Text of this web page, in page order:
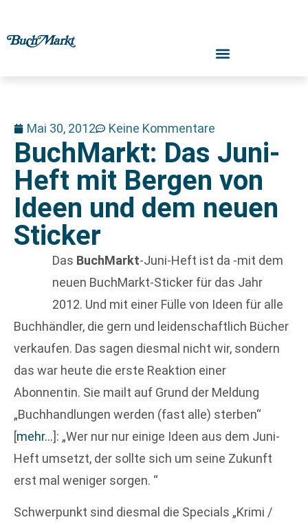
Mai 30, 2012 Keine Kommentare
BuchMarkt: Das Juni-
Heft mit Bergen von
Ideen und dem neuen
Sticker
Das BuchMarkt-Juni-Heft ist da -mit dem
neuen BuchMarkt-Sticker für das Jahr
2012. Und mit einer Fülle von Ideen für alle
Buchhändler, die gern und leidenschaftlich Bücher
verkaufen. Das sagen diesmal nicht wir, sondern
das war heute die erste Reaktion einer
Abonnentin. Sie mailt auf Grund der Meldung
„Buchhandlungen werden (fast alle) sterben“
[mehr…]: „Wer nur nur einige Ideen aus dem Juni-
Heft umsetzt, der sollte sich um seine Zukunft
erst mal weniger sorgen. “
Schwerpunkt sind diesmal die Specials „Krimi /